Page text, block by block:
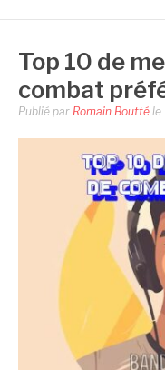
Top 10 de
combat
Publié par Romain Boutté le